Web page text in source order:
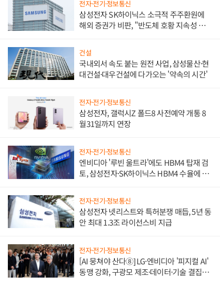
전자·전기·정보통신
삼성전자 SK하이닉스 소극적 주주환원에
해외 증권가 비판, "반도체 호황 지속성 의
건설
국내외서 속도 붙는 원전 사업, 삼성물산·현
대건설·대우건설에 다가오는 '약속의 시간'
전자·전기·정보통신
삼성전자, 갤럭시Z 폴드8 사전예약 개통 8
월31일까지 연장
전자·전기·정보통신
엔비디아 '루빈 울트라'에도 HBM4 탑재 검
토, 삼성전자·SK하이닉스 HBM4 수율에 주
전자·전기·정보통신
삼성전자 넷리스트와 특허분쟁 매듭, 5년 동
안 최대 1.3조 라이선스비 지급
전자·전기·정보통신
[AI 뭉쳐야 산다⑧] LG·엔비디아 '피지컬 AI'
동맹 강화, 구광모 제조·데이터·기술 결집